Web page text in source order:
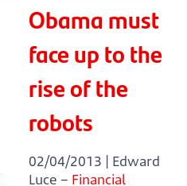
Obama must
face up to the
rise of the
robots
02/04/2013 | Edward
Luce – Financial